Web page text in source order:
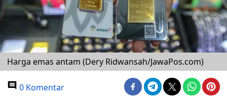
Harga emas antam (Dery Ridwansah/JawaPos.com)
0 Komentar